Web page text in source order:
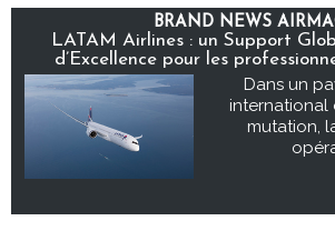
BRAND NEWS
LATAM Airlines : un Support
d’Excellence pour les
Dans un
international
mutation,